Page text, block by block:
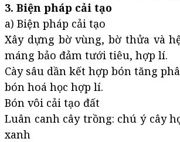
3. Biện pháp cải tạo
a) Biện pháp cải tạo
Xây dựng bờ vùng, bờ thửa và
máng bảo đảm tưới tiêu, hợp lí.
Cày sâu dần kết hợp bón tăng
bón hoá học hợp lí.
Bón vôi cải tạo đất
Luân canh cây trồng: chú ý cây
xanh